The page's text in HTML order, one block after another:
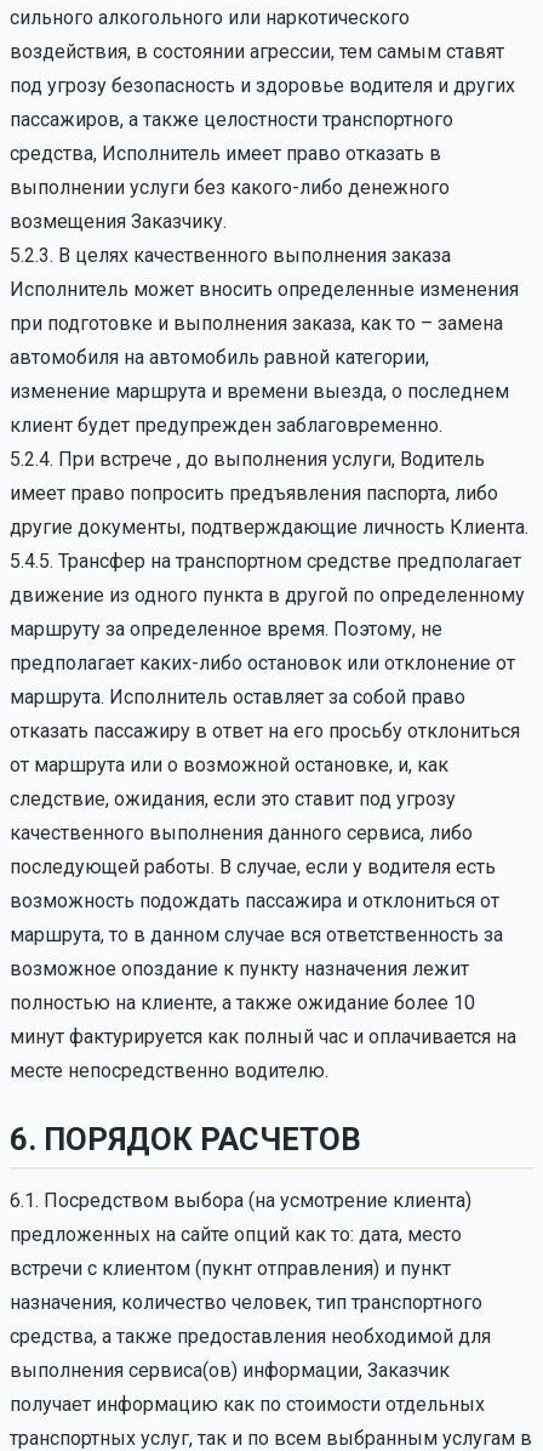
сильного алкогольного или наркотического
воздействия, в состоянии агрессии, тем самым ставят
под угрозу безопасность и здоровье водителя и других
пассажиров, а также целостности транспортного
средства, Исполнитель имеет право отказать в
выполнении услуги без какого-либо денежного
возмещения Заказчику.
5.2.3. В целях качественного выполнения заказа
Исполнитель может вносить определенные изменения
при подготовке и выполнения заказа, как то – замена
автомобиля на автомобиль равной категории,
изменение маршрута и времени выезда, о последнем
клиент будет предупрежден заблаговременно.
5.2.4. При встрече , до выполнения услуги, Водитель
имеет право попросить предъявления паспорта, либо
другие документы, подтверждающие личность Клиента.
5.4.5. Трансфер на транспортном средстве предполагает
движение из одного пункта в другой по определенному
маршруту за определенное время. Поэтому, не
предполагает каких-либо остановок или отклонение от
маршрута. Исполнитель оставляет за собой право
отказать пассажиру в ответ на его просьбу отклониться
от маршрута или о возможной остановке, и, как
следствие, ожидания, если это ставит под угрозу
качественного выполнения данного сервиса, либо
последующей работы. В случае, если у водителя есть
возможность подождать пассажира и отклониться от
маршрута, то в данном случае вся ответственность за
возможное опоздание к пункту назначения лежит
полностью на клиенте, а также ожидание более 10
минут фактурируется как полный час и оплачивается на
месте непосредственно водителю.
6. ПОРЯДОК РАСЧЕТОВ
6.1. Посредством выбора (на усмотрение клиента)
предложенных на сайте опций как то: дата, место
встречи с клиентом (пукнт отправления) и пункт
назначения, количество человек, тип транспортного
средства, а также предоставления необходимой для
выполнения сервиса(ов) информации, Заказчик
получает информацию как по стоимости отдельных
транспортных услуг, так и по всем выбранным услугам в